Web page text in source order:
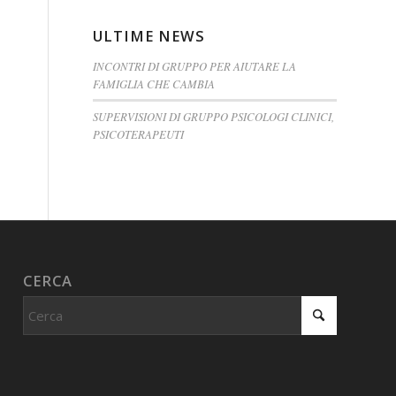
ULTIME NEWS
INCONTRI DI GRUPPO PER AIUTARE LA
FAMIGLIA CHE CAMBIA
SUPERVISIONI DI GRUPPO PSICOLOGI CLINICI,
PSICOTERAPEUTI
CERCA